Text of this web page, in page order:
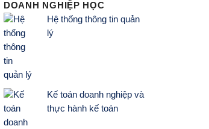
DOANH NGHIỆP HỌC
Hệ thống thông tin quản
lý
Kế toán doanh nghiệp và
thực hành kế toán